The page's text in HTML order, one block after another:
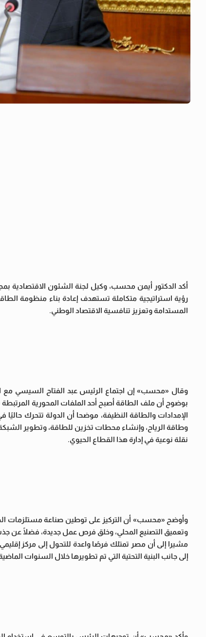
أكد الدكتور أيمن محسب، وكيل لجنة الشئون الاقتصادية
رؤية استراتيجية متكاملة تستهدف إعادة بناء منظومة
المستدامة وتعزيز تنافسية الاقتصاد الوطني.
وقال «محسب» إن اجتماع الرئيس عبد الفتاح السيسي مع
بوضوح أن ملف الطاقة أصبح أحد الملفات المحورية
الإمدادات والطاقة النظيفة، موضحا أن الدولة تتحرك
وطاقة الرياح، وإنشاء محطات تخزين للطاقة، وتطوير
نقلة نوعية في إدارة هذا القطاع الحيوي.
وأوضح «محسب» أن التركيز على توطين صناعة مستلزمات
وتعميق التصنيع المحلي، وخلق فرص عمل جديدة، فضلًا عن
مشيرا إلى أن مصر تمتلك فرصًا واعدة للتحول إلى مركز
إلى جانب البنية التحتية التي تم تطويرها خلال السنوات